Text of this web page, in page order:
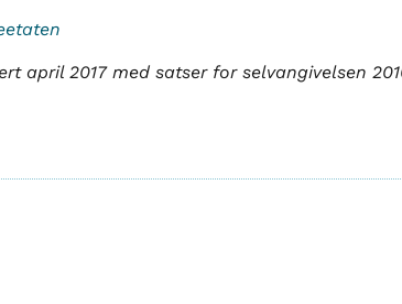
april 2017 med satser for selvangivelsen